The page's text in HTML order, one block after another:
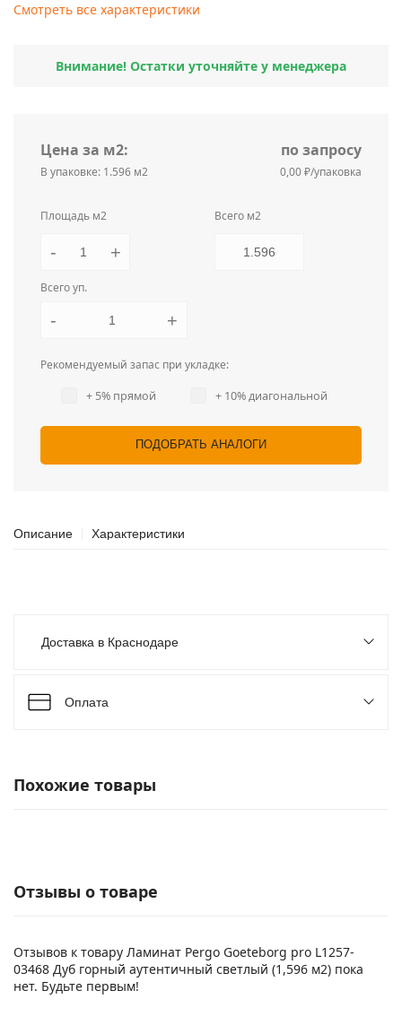
Смотреть все характеристики
Внимание! Остатки уточняйте у менеджера
Цена за м2: по запросу
В упаковке: 1.596 м2 0,00 ₽/упаковка
Площадь м2
- +
Всего м2
Всего уп.
- +
Рекомендуемый запас при укладке:
+ 5% прямой + 10% диагональной
ПОДОБРАТЬ АНАЛОГИ
Описание Характеристики
Доставка в Краснодаре
Оплата
Похожие товары
Отзывы о товаре
Отзывов к товару Ламинат Pergo Goeteborg pro L1257-
03468 Дуб горный аутентичный светлый (1,596 м2) пока
нет. Будьте первым!